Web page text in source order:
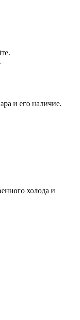
.
и его наличие.
холода и